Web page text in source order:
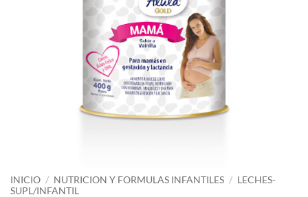
INICIO / NUTRICION Y FORMULAS INFANTILES / LECHES-
SUPL/INFANTIL